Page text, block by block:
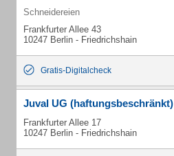
Schneidereien
Frankfurter Allee 43
10247 Berlin - Friedrichshain
Gratis-Digitalcheck
Juval UG (haftungsbeschränkt)
Frankfurter Allee 17
10247 Berlin - Friedrichshain